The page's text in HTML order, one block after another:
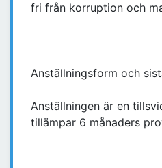
fri från korruption och
Anställningsform och
Anställningen är en
tillämpar 6 månaders